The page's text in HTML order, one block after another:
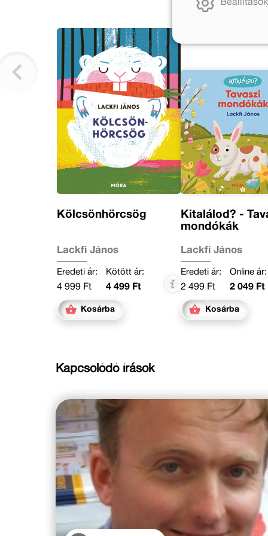
Kölcsönhörcsög
Lackfi János
Eredeti ár:
4 999 Ft
Kötött ár:
4 499 Ft
Kosárba
Kitalálod? -
mondókák
Lackfi János
Eredeti ár:
2 499 Ft
Online ár:
2 049 Ft
Kosárba
Kapcsolódó írások
Beállítások